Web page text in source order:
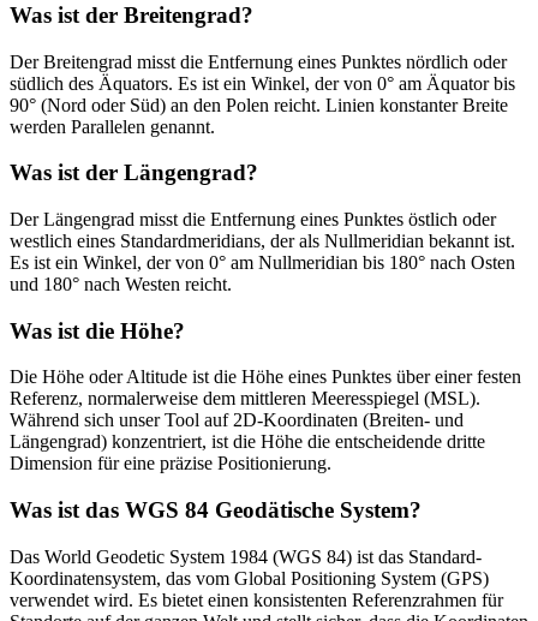
Was ist der Breitengrad?
Der Breitengrad misst die Entfernung eines Punktes nördlich oder
südlich des Äquators. Es ist ein Winkel, der von 0° am Äquator bis
90° (Nord oder Süd) an den Polen reicht. Linien konstanter Breite
werden Parallelen genannt.
Was ist der Längengrad?
Der Längengrad misst die Entfernung eines Punktes östlich oder
westlich eines Standardmeridians, der als Nullmeridian bekannt ist.
Es ist ein Winkel, der von 0° am Nullmeridian bis 180° nach Osten
und 180° nach Westen reicht.
Was ist die Höhe?
Die Höhe oder Altitude ist die Höhe eines Punktes über einer festen
Referenz, normalerweise dem mittleren Meeresspiegel (MSL).
Während sich unser Tool auf 2D-Koordinaten (Breiten- und
Längengrad) konzentriert, ist die Höhe die entscheidende dritte
Dimension für eine präzise Positionierung.
Was ist das WGS 84 Geodätische System?
Das World Geodetic System 1984 (WGS 84) ist das Standard-
Koordinatensystem, das vom Global Positioning System (GPS)
verwendet wird. Es bietet einen konsistenten Referenzrahmen für